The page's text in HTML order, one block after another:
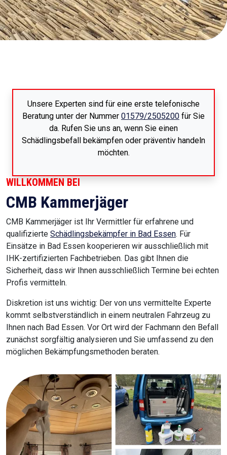
Unsere Experten sind für eine erste telefonische
Beratung unter der Nummer 01579/2505200 für Sie
da. Rufen Sie uns an, wenn Sie einen
Schädlingsbefall bekämpfen oder präventiv handeln
möchten.
WILLKOMMEN BEI
CMB Kammerjäger
CMB Kammerjäger ist Ihr Vermittler für erfahrene und
qualifizierte Schädlingsbekämpfer in Bad Essen. Für
Einsätze in Bad Essen kooperieren wir ausschließlich mit
IHK-zertifizierten Fachbetrieben. Das gibt Ihnen die
Sicherheit, dass wir Ihnen ausschließlich Termine bei echten
Profis vermitteln.
Diskretion ist uns wichtig: Der von uns vermittelte Experte
kommt selbstverständlich in einem neutralen Fahrzeug zu
Ihnen nach Bad Essen. Vor Ort wird der Fachmann den Befall
zunächst sorgfältig analysieren und Sie umfassend zu den
möglichen Bekämpfungsmethoden beraten.